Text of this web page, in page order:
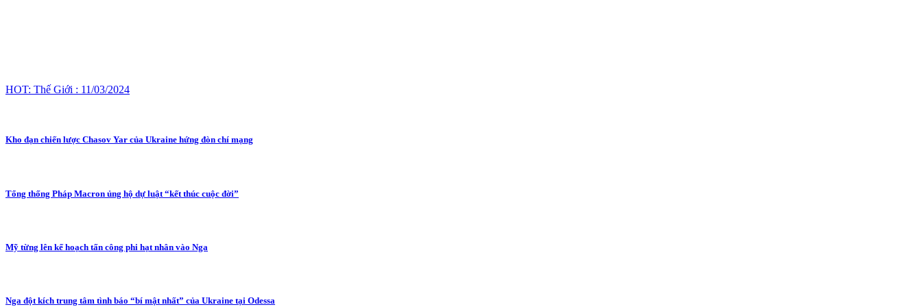
HOT: Thế Giới : 11/03/2024
Kho đạn chiến lược Chasov Yar của Ukraine hứng đòn chí mạng
Tổng thống Pháp Macron ủng hộ dự luật “kết thúc cuộc đời”
Mỹ từng lên kế hoạch tấn công phi hạt nhân vào Nga
Nga đột kích trung tâm tình báo “bí mật nhất” của Ukraine tại Odessa